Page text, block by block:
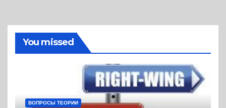
You missed
ВОПРОСЫ ТЕОРИИ